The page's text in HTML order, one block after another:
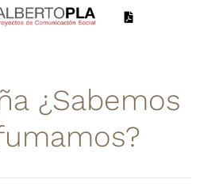
Sobre mí
¿Sabemos